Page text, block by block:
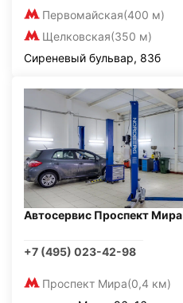
Первомайская(400 м)
Щелковская(350 м)
Сиреневый бульвар, 83б
Автосервис Проспект Мира
+7 (495) 023-42-98
Проспект Мира(0,4 км)